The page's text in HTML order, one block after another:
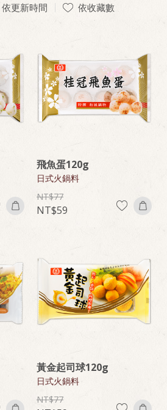
依更新時間 依收藏數
飛魚蛋120g
日式火鍋料
77
59
黃金起司球120g
日式火鍋料
77